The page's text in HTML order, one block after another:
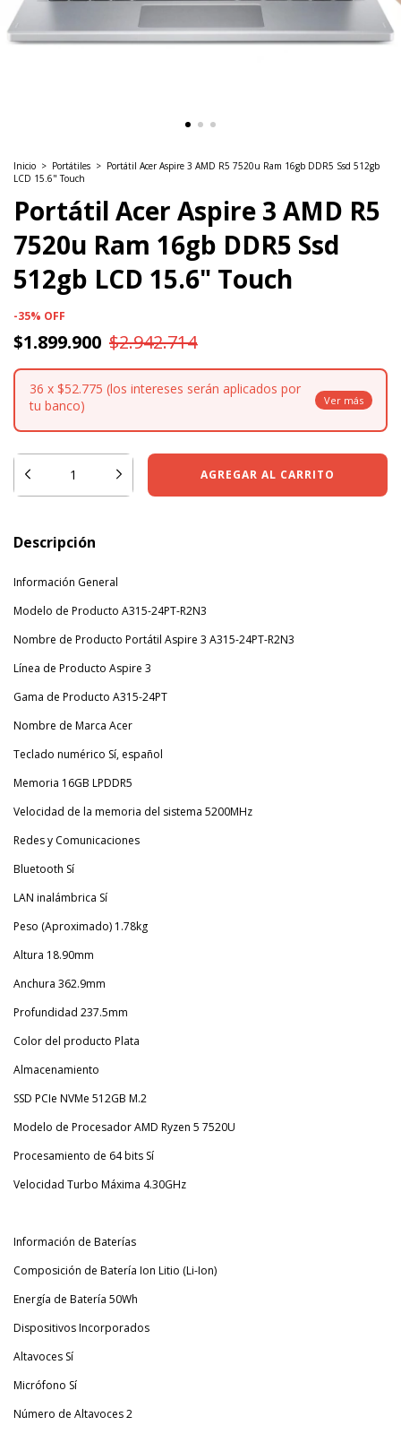
Inicio > Portátiles > Portátil Acer Aspire 3 AMD R5 7520u Ram 16gb DDR5 Ssd 512gb
LCD 15.6" Touch
Portátil Acer Aspire 3 AMD R5
7520u Ram 16gb DDR5 Ssd
512gb LCD 15.6" Touch
-35% OFF
$1.899.900 $2.942.714
36 x $52.775 (los intereses serán aplicados por
tu banco)
Descripción
Información General
Modelo de Producto A315-24PT-R2N3
Nombre de Producto Portátil Aspire 3 A315-24PT-R2N3
Línea de Producto Aspire 3
Gama de Producto A315-24PT
Nombre de Marca Acer
Teclado numérico Sí, español
Memoria 16GB LPDDR5
Velocidad de la memoria del sistema 5200MHz
Redes y Comunicaciones
Bluetooth Sí
LAN inalámbrica Sí
Peso (Aproximado) 1.78kg
Altura 18.90mm
Anchura 362.9mm
Profundidad 237.5mm
Color del producto Plata
Almacenamiento
SSD PCIe NVMe 512GB M.2
Modelo de Procesador AMD Ryzen 5 7520U
Procesamiento de 64 bits Sí
Velocidad Turbo Máxima 4.30GHz
Información de Baterías
Composición de Batería Ion Litio (Li-Ion)
Energía de Batería 50Wh
Dispositivos Incorporados
Altavoces Sí
Micrófono Sí
Número de Altavoces 2